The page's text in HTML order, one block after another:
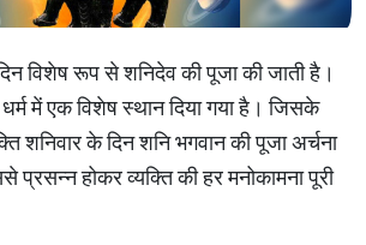
विशेष रूप से शनिदेव की पूजा की जाती है।
में एक विशेष स्थान दिया गया है। जिसके
शनिवार के दिन शनि भगवान की पूजा अर्चना
प्रसन्न होकर व्यक्ति की हर मनोकामना पूरी